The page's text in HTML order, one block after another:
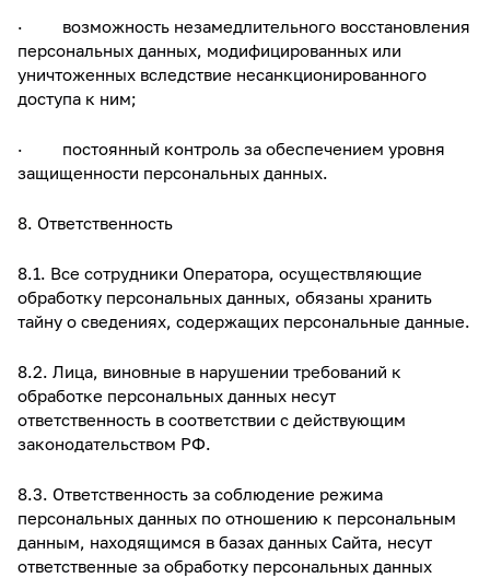
· возможность незамедлительного восстановления
персональных данных, модифицированных или
уничтоженных вследствие несанкционированного
доступа к ним;
· постоянный контроль за обеспечением уровня
защищенности персональных данных.
8. Ответственность
8.1. Все сотрудники Оператора, осуществляющие
обработку персональных данных, обязаны хранить
тайну о сведениях, содержащих персональные данные.
8.2. Лица, виновные в нарушении требований к
обработке персональных данных несут
ответственность в соответствии с действующим
законодательством РФ.
8.3. Ответственность за соблюдение режима
персональных данных по отношению к персональным
данным, находящимся в базах данных Сайта, несут
ответственные за обработку персональных данных